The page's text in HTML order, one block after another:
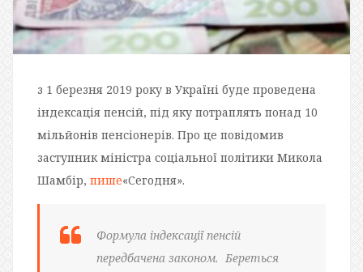
з 1 березня 2019 року в Україні буде проведена
індексація пенсій, під яку потраплять понад 10
мільйонів пенсіонерів. Про це повідомив
заступник міністра соціальної політики Микола
Шамбір, пише«Сегодня».
Формула індексації пенсій
передбачена законом. Береться